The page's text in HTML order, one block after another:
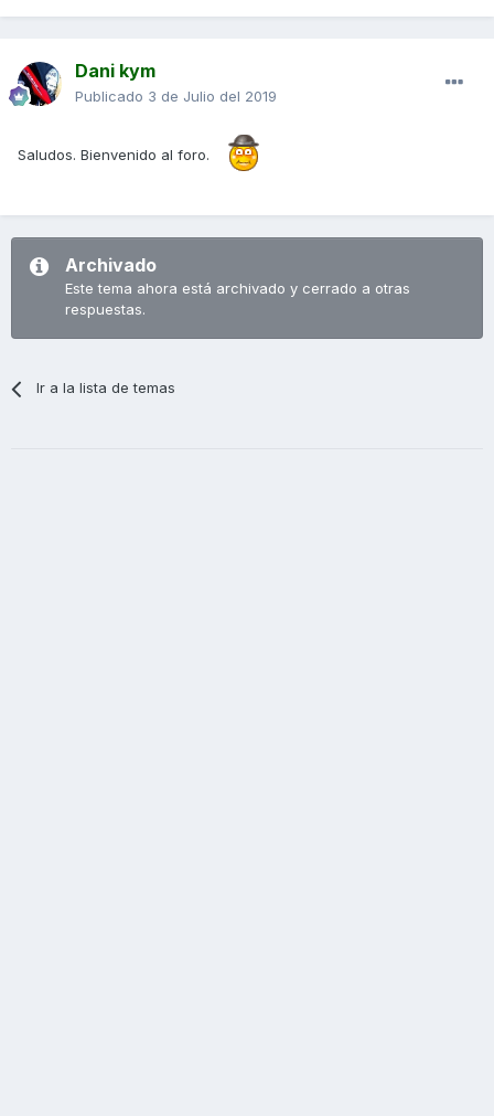
Dani kym
Publicado 3 de Julio del 2019
Saludos. Bienvenido al foro.
Archivado
Este tema ahora está archivado y cerrado a otras
respuestas.
Ir a la lista de temas